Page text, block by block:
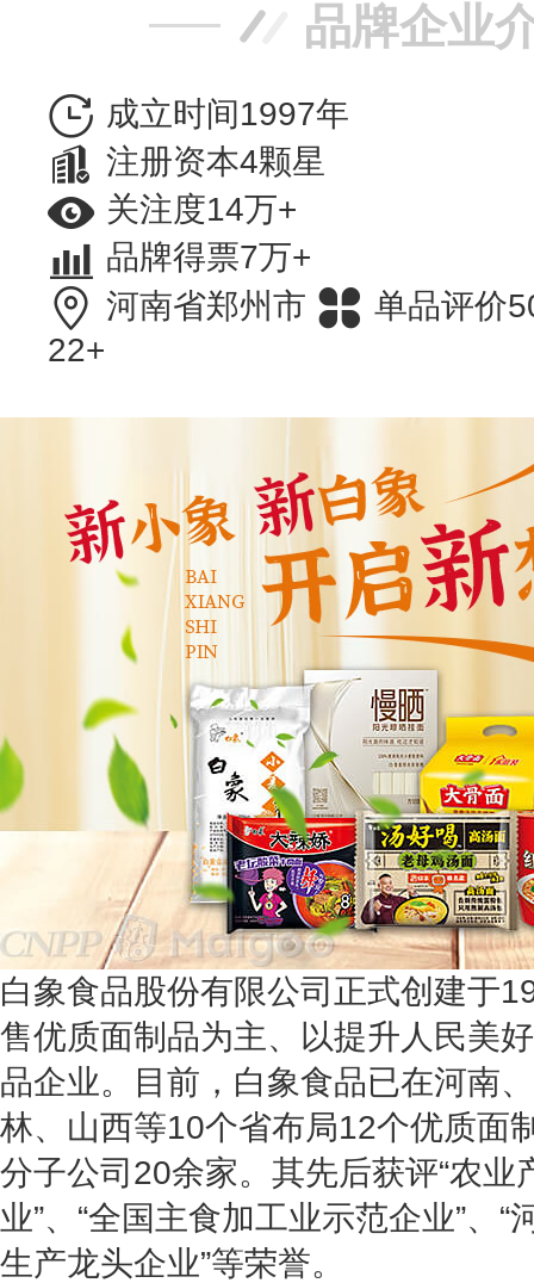
品牌企业
成立时间1997年
注册资本4颗星
关注度14万+
品牌得票7万+
河南省郑州市
单品评价
22+
白象食品股份有限公司正式创建于
售优质面制品为主、以提升人民美
品企业。目前，白象食品已在河南
林、山西等10个省布局12个优质面
分子公司20余家。其先后获评“农业
业”、“全国主食加工业示范企业”、
生产龙头企业”等荣誉。